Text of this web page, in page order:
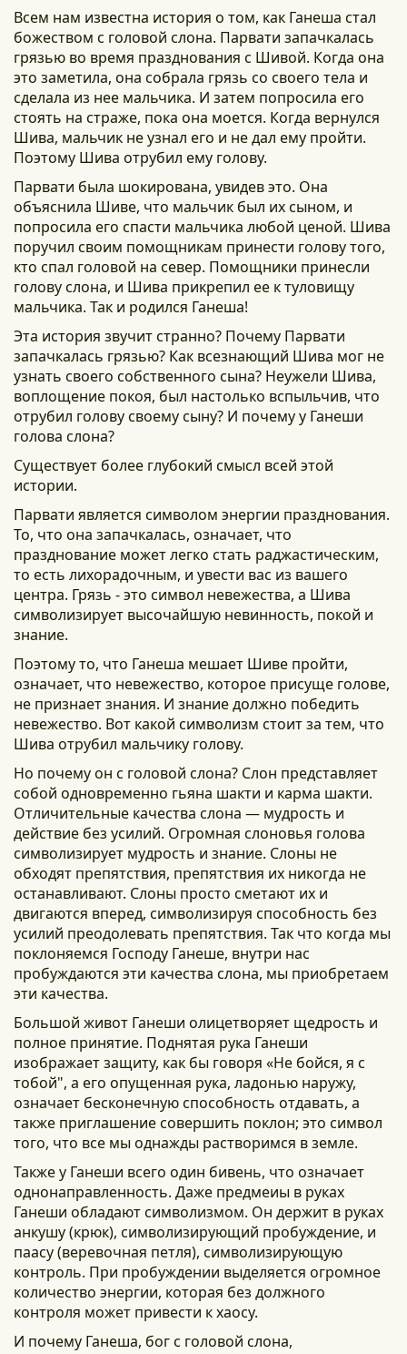
Всем нам известна история о том, как Ганеша стал
божеством с головой слона. Парвати запачкалась
грязью во время празднования с Шивой. Когда она
это заметила, она собрала грязь со своего тела и
сделала из нее мальчика. И затем попросила его
стоять на страже, пока она моется. Когда вернулся
Шива, мальчик не узнал его и не дал ему пройти.
Поэтому Шива отрубил ему голову.
Парвати была шокирована, увидев это. Она
объяснила Шиве, что мальчик был их сыном, и
попросила его спасти мальчика любой ценой. Шива
поручил своим помощникам принести голову того,
кто спал головой на север. Помощники принесли
голову слона, и Шива прикрепил ее к туловищу
мальчика. Так и родился Ганеша!
Эта история звучит странно? Почему Парвати
запачкалась грязью? Как всезнающий Шива мог не
узнать своего собственного сына? Неужели Шива,
воплощение покоя, был настолько вспыльчив, что
отрубил голову своему сыну? И почему у Ганеши
голова слона?
Существует более глубокий смысл всей этой
истории.
Парвати является символом энергии празднования.
То, что она запачкалась, означает, что
празднование может легко стать раджастическим,
то есть лихорадочным, и увести вас из вашего
центра. Грязь - это символ невежества, а Шива
символизирует высочайшую невинность, покой и
знание.
Поэтому то, что Ганеша мешает Шиве пройти,
означает, что невежество, которое присуще голове,
не признает знания. И знание должно победить
невежество. Вот какой символизм стоит за тем, что
Шива отрубил мальчику голову.
Но почему он с головой слона? Слон представляет
собой одновременно гьяна шакти и карма шакти.
Отличительные качества слона — мудрость и
действие без усилий. Огромная слоновья голова
символизирует мудрость и знание. Слоны не
обходят препятствия, препятствия их никогда не
останавливают. Слоны просто сметают их и
двигаются вперед, символизируя способность без
усилий преодолевать препятствия. Так что когда мы
поклоняемся Господу Ганеше, внутри нас
пробуждаются эти качества слона, мы приобретаем
эти качества.
Большой живот Ганеши олицетворяет щедрость и
полное принятие. Поднятая рука Ганеши
изображает защиту, как бы говоря «Не бойся, я с
тобой", а его опущенная рука, ладонью наружу,
означает бесконечную способность отдавать, а
также приглашение совершить поклон; это символ
того, что все мы однажды растворимся в земле.
Также у Ганеши всего один бивень, что означает
однонаправленность. Даже предмеиы в руках
Ганеши обладают символизмом. Он держит в руках
анкушу (крюк), символизирующий пробуждение, и
паасу (веревочная петля), символизирующую
контроль. При пробуждении выделяется огромное
количество энергии, которая без должного
контроля может привести к хаосу.
И почему Ганеша, бог с головой слона,